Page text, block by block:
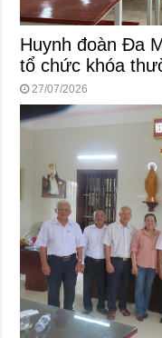
Huynh đoàn Đa
tổ chức khóa
27/07/2026